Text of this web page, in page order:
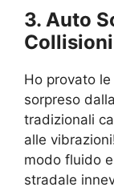
3. Auto
Ho provato
sorpreso
tradizionali
alle
modo fluido
stradale